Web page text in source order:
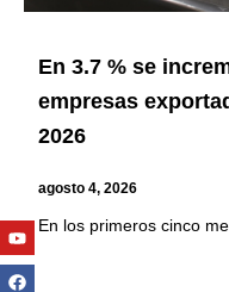
En 3.7 % se
empresas
2026
agosto 4, 2026
En los primeros cinco
Youtube
Facebook
Twitter
Linkedin
Instagram